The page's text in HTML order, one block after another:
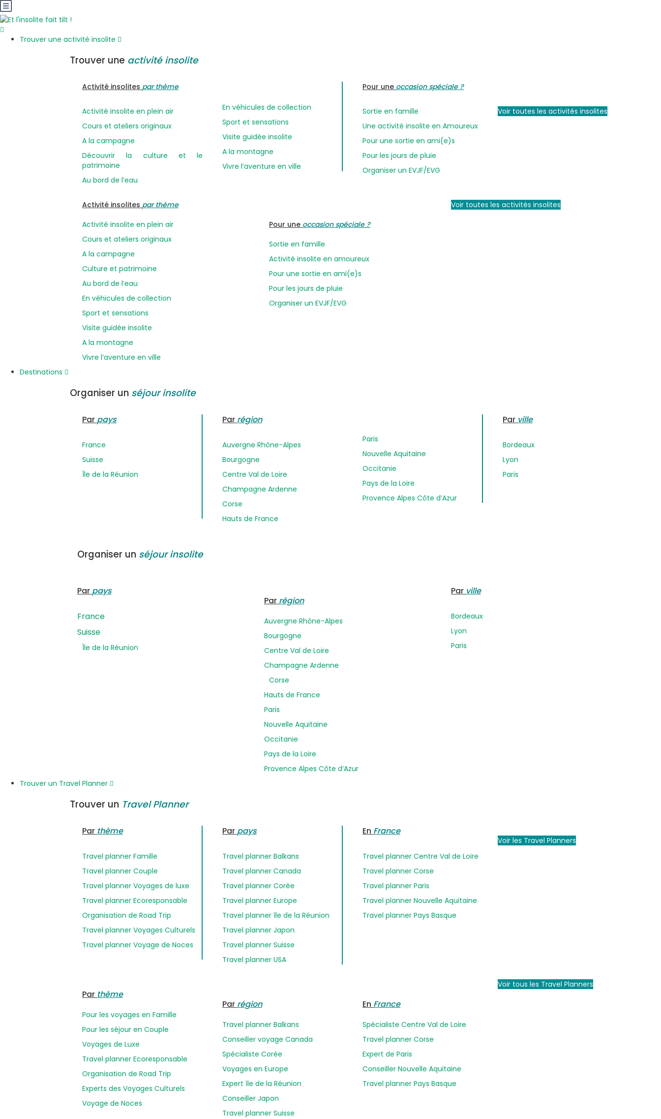
Trouver une activité insolite
Trouver une activité insolite
Activité insolites par thème
Activité insolite en plein air
Cours et ateliers originaux
A la campagne
Découvrir la culture et le
patrimoine
Au bord de l’eau
En véhicules de collection
Sport et sensations
Visite guidée insolite
A la montagne
Vivre l’aventure en ville
Pour une occasion spéciale ?
Sortie en famille
Une activité insolite en Amoureux
Pour une sortie en ami(e)s
Pour les jours de pluie
Organiser un EVJF/EVG
Voir toutes les activités insolites
Activité insolites par thème
Activité insolite en plein air
Cours et ateliers originaux
A la campagne
Culture et patrimoine
Au bord de l’eau
En véhicules de collection
Sport et sensations
Visite guidée insolite
A la montagne
Vivre l’aventure en ville
Pour une occasion spéciale ?
Sortie en famille
Activité insolite en amoureux
Pour une sortie en ami(e)s
Pour les jours de pluie
Organiser un EVJF/EVG
Voir toutes les activités insolites
Destinations
Organiser un séjour insolite
Par pays
France
Suisse
Île de la Réunion
Par région
Auvergne Rhône-Alpes
Bourgogne
Centre Val de Loire
Champagne Ardenne
Corse
Hauts de France
Paris
Nouvelle Aquitaine
Occitanie
Pays de la Loire
Provence Alpes Côte d’Azur
Par ville
Bordeaux
Lyon
Paris
Organiser un séjour insolite
Par pays
France
Suisse
Île de la Réunion
Par région
Auvergne Rhône-Alpes
Bourgogne
Centre Val de Loire
Champagne Ardenne
Corse
Hauts de France
Paris
Nouvelle Aquitaine
Occitanie
Pays de la Loire
Provence Alpes Côte d’Azur
Par ville
Bordeaux
Lyon
Paris
Trouver un Travel Planner
Trouver un Travel Planner
Par thème
Travel planner Famille
Travel planner Couple
Travel planner Voyages de luxe
Travel planner Ecoresponsable
Organisation de Road Trip
Travel planner Voyages Culturels
Travel planner Voyage de Noces
Par pays
Travel planner Balkans
Travel planner Canada
Travel planner Corée
Travel planner Europe
Travel planner île de la Réunion
Travel planner Japon
Travel planner Suisse
Travel planner USA
En France
Travel planner Centre Val de Loire
Travel planner Corse
Travel planner Paris
Travel planner Nouvelle Aquitaine
Travel planner Pays Basque
Voir les Travel Planners
Par thème
Pour les voyages en Famille
Pour les séjour en Couple
Voyages de Luxe
Travel planner Ecoresponsable
Organisation de Road Trip
Experts des Voyages Culturels
Voyage de Noces
Par région
Travel planner Balkans
Conseiller voyage Canada
Spécialiste Corée
Voyages en Europe
Expert île de la Réunion
Conseiller Japon
Travel planner Suisse
En France
Spécialiste Centre Val de Loire
Travel planner Corse
Expert de Paris
Conseiller Nouvelle Aquitaine
Travel planner Pays Basque
Voir tous les Travel Planners